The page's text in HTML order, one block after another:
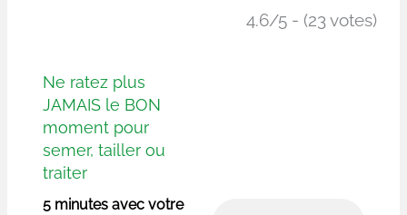
4.6/5 - (23 votes)
Ne ratez plus
JAMAIS le BON
moment pour
semer, tailler ou
traiter
5 minutes avec votre